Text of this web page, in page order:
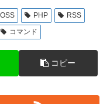
OSS PHP
RSS
コマンド
コピー